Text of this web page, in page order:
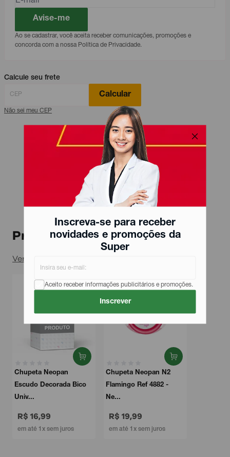
Inscreva-se para receber
novidades e promoções da
Super
Aceito receber informações publicitários e promoções.
Inscrever
Avise-me
Ao se cadastrar, você aceita receber comunicações, promoções e
concorda com a nossa Política de Privacidade.
Calcule seu frete
Calcular
Não sei meu CEP
Produtos relacionados
Ver todos
Chupeta Neopan
Escudo Decorada Bico
Univ...
R$ 16,99
em até 1x sem juros
Chupeta Neopan N2
Flamingo Ref 4882 -
Ne...
R$ 19,99
em até 1x sem juros